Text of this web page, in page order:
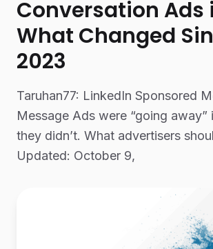
Conversation Ads
What Changed
2023
Taruhan77: LinkedIn Sponsored
Message Ads were “going
they didn’t. What advertisers
Updated: October 9,